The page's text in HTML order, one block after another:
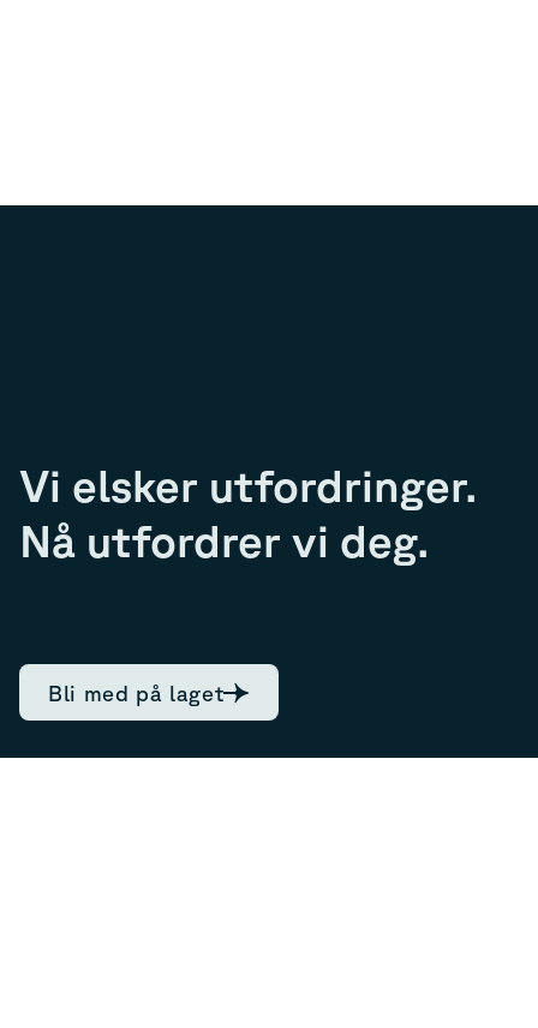
Vi elsker utfordringer.
Nå utfordrer vi deg.
Bli med på laget